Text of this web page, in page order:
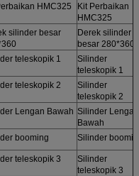
HMC325
Kit Perbaikan
HMC325
silinder besar
Derek silinder
besar 280*360
teleskopik 1
Silinder
teleskopik 1
teleskopik 2
Silinder
teleskopik 2
Lengan Bawah Silinder Lengan
Bawah
booming Silinder
teleskopik 3
Silinder
teleskopik 3